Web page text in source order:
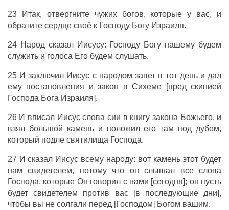
23 Итак, отвергните чужих богов, которые у вас, и
обратите сердце своё к Господу Богу Израиля.
24 Народ сказал Иисусу: Господу Богу нашему будем
служить и голоса Его будем слушать.
25 И заключил Иисус с народом завет в тот день и дал
ему постановления и закон в Сихеме [пред скинией
Господа Бога Израиля].
26 И вписал Иисус слова сии в книгу закона Божьего, и
взял большой камень и положил его там под дубом,
который подле святилища Господа.
27 И сказал Иисус всему народу: вот камень этот будет
нам свидетелем, потому что он слышал все слова
Господа, которые Он говорил с нами [сегодня]; он пусть
будет свидетелем против вас [в последующие дни],
чтобы вы не солгали перед [Господом] Богом вашим.